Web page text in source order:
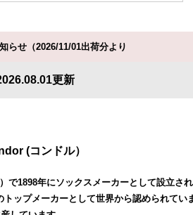
らせ（2026/11/01出荷分より
更新
(コンドル）
1898年にソックスメーカーとして設立さ
ップメーカーとして世界から認められて